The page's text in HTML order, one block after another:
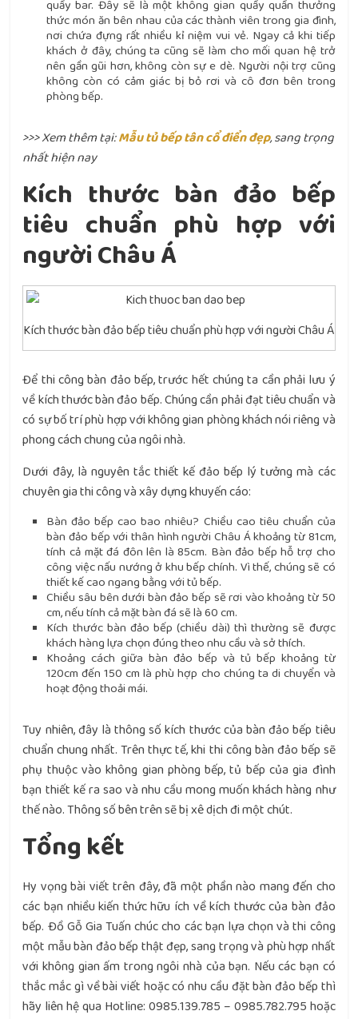
quầy bar. Đây sẽ là một không gian quầy quần thưởng
thức món ăn bên nhau của các thành viên trong gia đình,
nơi chứa đựng rất nhiều kỉ niệm vui vẻ. Ngay cả khi tiếp
khách ở đây, chúng ta cũng sẽ làm cho mối quan hệ trở
nên gần gũi hơn, không còn sự e dè. Người nội trợ cũng
không còn có cảm giác bị bỏ rơi và cô đơn bên trong
phòng bếp.
>>> Xem thêm tại:Mẫu tủ bếp tân cổ điển đẹp, sang trọng
nhất hiện nay
Kích thước bàn đảo bếp
tiêu chuẩn phù hợp với
người Châu Á
Kích thước bàn đảo bếp tiêu chuẩn phù hợp với người Châu Á
Để thi công bàn đảo bếp, trước hết chúng ta cần phải lưu ý
về kích thước bàn đảo bếp. Chúng cần phải đạt tiêu chuẩn và
có sự bố trí phù hợp với không gian phòng khách nói riêng và
phong cách chung của ngôi nhà.
Dưới đây, là nguyên tắc thiết kế đảo bếp lý tưởng mà các
chuyên gia thi công và xây dựng khuyến cáo:
Bàn đảo bếp cao bao nhiêu? Chiều cao tiêu chuẩn của
bàn đảo bếp với thân hình người Châu Á khoảng từ 81cm,
tính cả mặt đá đôn lên là 85cm. Bàn đảo bếp hỗ trợ cho
công việc nấu nướng ở khu bếp chính. Vì thế, chúng sẽ có
thiết kế cao ngang bằng với tủ bếp.
Chiều sâu bên dưới bàn đảo bếp sẽ rơi vào khoảng từ 50
cm, nếu tính cả mặt bàn đá sẽ là 60 cm.
Kích thước bàn đảo bếp (chiều dài) thì thường sẽ được
khách hàng lựa chọn đúng theo nhu cầu và sở thích.
Khoảng cách giữa bàn đảo bếp và tủ bếp khoảng từ
120cm đến 150 cm là phù hợp cho chúng ta di chuyển và
hoạt động thoải mái.
Tuy nhiên, đây là thông số kích thước của bàn đảo bếp tiêu
chuẩn chung nhất. Trên thực tế, khi thi công bàn đảo bếp sẽ
phụ thuộc vào không gian phòng bếp, tủ bếp của gia đình
bạn thiết kế ra sao và nhu cầu mong muốn khách hàng như
thế nào. Thông số bên trên sẽ bị xê dịch đi một chút.
Tổng kết
Hy vọng bài viết trên đây, đã một phần nào mang đến cho
các bạn nhiều kiến thức hữu ích về kích thước của bàn đảo
bếp. Đồ Gỗ Gia Tuấn chúc cho các bạn lựa chọn và thi công
một mẫu bàn đảo bếp thật đẹp, sang trọng và phù hợp nhất
với không gian ấm trong ngôi nhà của bạn. Nếu các bạn có
thắc mắc gì về bài viết hoặc có nhu cầu đặt bàn đảo bếp thì
hãy liên hệ qua Hotline: 0985.139.785 – 0985.782.795 hoặc